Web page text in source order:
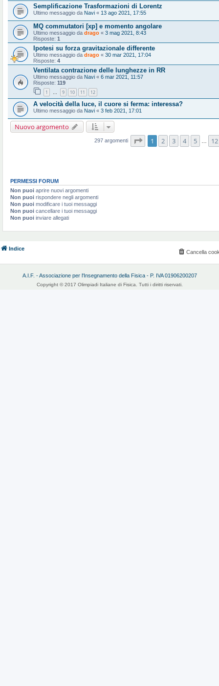
Semplificazione Trasformazioni di Lorentz
Ultimo messaggio da Navi « 13 ago 2021, 17:55
MQ commutatori [xp] e momento angolare
Ultimo messaggio da drago « 3 mag 2021, 8:43
Risposte: 1
Ipotesi su forza gravitazionale differente
Ultimo messaggio da drago « 30 mar 2021, 17:04
Risposte: 4
Ventilata contrazione delle lunghezze in RR
Ultimo messaggio da Navi « 6 mar 2021, 11:57
Risposte: 119
1 … 9 10 11 12
A velocità della luce, il cuore si ferma: interessa?
Ultimo messaggio da Navi « 3 feb 2021, 17:01
Nuovo argomento
297 argomenti Pagina1 di12
1 2 3 4 5 12
PERMESSI FORUM
Non puoi aprire nuovi argomenti
Non puoi rispondere negli argomenti
Non puoi modificare i tuoi messaggi
Non puoi cancellare i tuoi messaggi
Non puoi inviare allegati
Indice
Cancella
A.I.F. - Associazione per l'Insegnamento della Fisica - P. IVA 01906200207
Copyright © 2017 Olimpiadi Italiane di Fisica. Tutti i diritti riservati.